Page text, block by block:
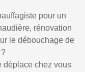
pour un
rénovation
le débouchage de
déplace chez vous